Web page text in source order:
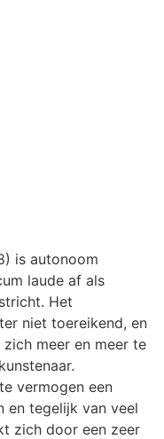
is autonoom
laude af als
Het
niet toereikend, en
meer en meer te
vermogen een
en tegelijk van veel
zich door een zeer